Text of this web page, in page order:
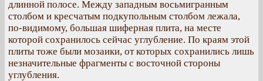
длинной полосе. Между западным восьмигранным
столбом и кресчатым подкупольным столбом лежала,
по-видимому, большая шиферная плита, на месте
которой сохранилось сейчас углубление. По краям этой
плиты тоже были мозаики, от которых сохранились лишь
незначительные фрагменты с восточной стороны
углубления.